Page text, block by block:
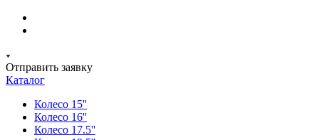
Отправить заявку
Каталог
Колесо 15''
Колесо 16''
Колесо 17.5''